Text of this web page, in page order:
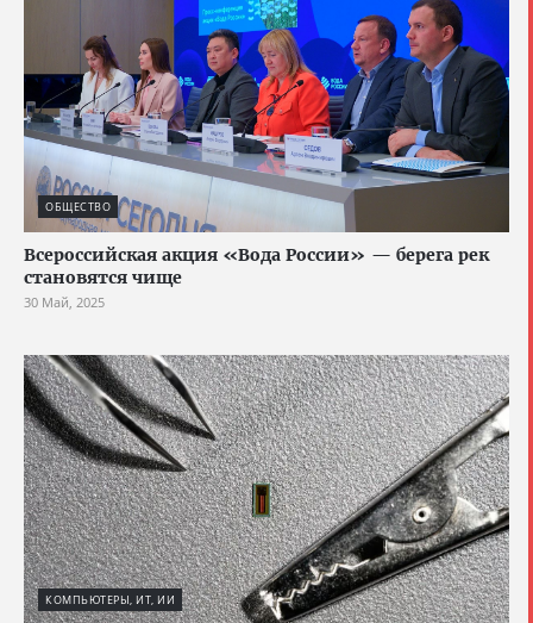
ОБЩЕСТВО
Всероссийская акция «Вода России» — берега рек
становятся чище
30 Май, 2025
КОМПЬЮТЕРЫ, ИТ, ИИ